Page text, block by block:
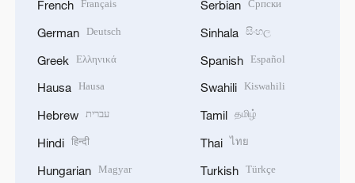
French Français
German Deutsch
Greek Ελληνικά
Hausa Hausa
Hebrew עברית
Hindi हिन्दी
Hungarian Magyar
Serbian Српски
Sinhala සිංහල
Spanish Español
Swahili Kiswahili
Tamil தமிழ்
Thai ไทย
Turkish Türkçe